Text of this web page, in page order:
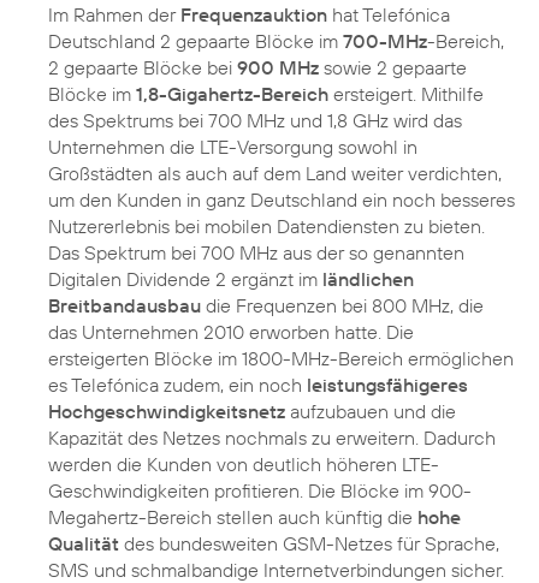
Im Rahmen der Frequenzauktion hat Telefónica
Deutschland 2 gepaarte Blöcke im 700-MHz-Bereich,
2 gepaarte Blöcke bei 900 MHz sowie 2 gepaarte
Blöcke im 1,8-Gigahertz-Bereich ersteigert. Mithilfe
des Spektrums bei 700 MHz und 1,8 GHz wird das
Unternehmen die LTE-Versorgung sowohl in
Großstädten als auch auf dem Land weiter verdichten,
um den Kunden in ganz Deutschland ein noch besseres
Nutzererlebnis bei mobilen Datendiensten zu bieten.
Das Spektrum bei 700 MHz aus der so genannten
Digitalen Dividende 2 ergänzt im ländlichen
Breitbandausbau die Frequenzen bei 800 MHz, die
das Unternehmen 2010 erworben hatte. Die
ersteigerten Blöcke im 1800-MHz-Bereich ermöglichen
es Telefónica zudem, ein noch leistungsfähigeres
Hochgeschwindigkeitsnetz aufzubauen und die
Kapazität des Netzes nochmals zu erweitern. Dadurch
werden die Kunden von deutlich höheren LTE-
Geschwindigkeiten profitieren. Die Blöcke im 900-
Megahertz-Bereich stellen auch künftig die hohe
Qualität des bundesweiten GSM-Netzes für Sprache,
SMS und schmalbandige Internetverbindungen sicher.